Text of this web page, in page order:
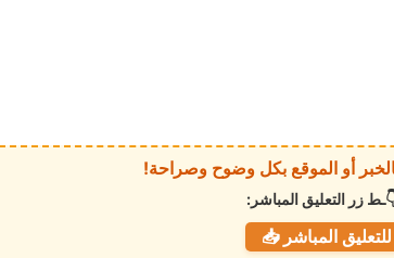
زر التعليق المباشر:
المباشر 📥